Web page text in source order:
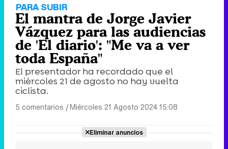
PARA SUBIR
El mantra de Jorge Javier
Vázquez para las audiencias
de 'El diario': "Me va a ver
toda España"
El presentador ha recordado que el
miércoles 21 de agosto no hay vuelta
ciclista.
5 comentarios |Miércoles 21 Agosto 2024 15:08
Eliminar anuncios